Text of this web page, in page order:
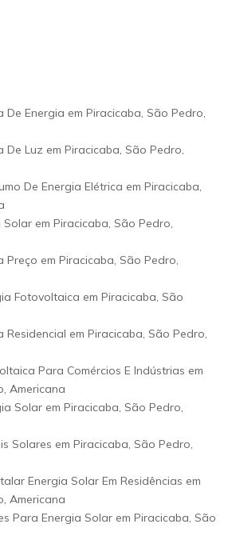
De Energia em Piracicaba, São Pedro,
De Luz em Piracicaba, São Pedro,
De Energia Elétrica em Piracicaba,
Solar em Piracicaba, São Pedro,
Preço em Piracicaba, São Pedro,
Fotovoltaica em Piracicaba, São
Residencial em Piracicaba, São Pedro,
Para Comércios E Indústrias em
Americana
Solar em Piracicaba, São Pedro,
Solares em Piracicaba, São Pedro,
Energia Solar Em Residências em
Americana
Para Energia Solar em Piracicaba, São